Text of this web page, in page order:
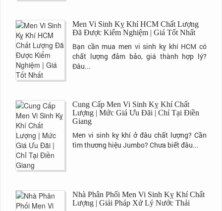
Men Vi Sinh Kỵ Khí HCM Chất Lượng
Đã Được Kiểm Nghiệm | Giá Tốt Nhất
Bạn cần mua men vi sinh kỵ khí HCM có
chất lượng đảm bảo, giá thành hợp lý?
Đâu...
Cung Cấp Men Vi Sinh Kỵ Khí Chất
Lượng | Mức Giá Ưu Đãi | Chỉ Tại Điền
Giang
Men vi sinh kỵ khí ở đâu chất lượng? Cần
tìm thương hiệu Jumbo? Chưa biết đâu...
Nhà Phân Phối Men Vi Sinh Kỵ Khí Chất
Lượng | Giải Pháp Xử Lý Nước Thải